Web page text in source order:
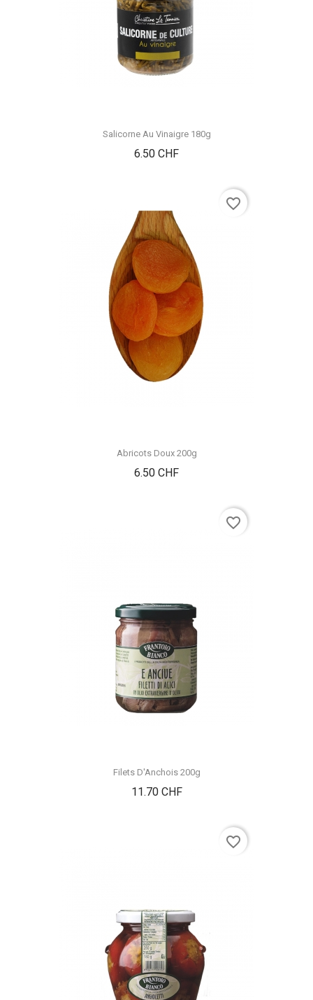
Salicorne Au Vinaigre 180g
6.50 CHFPrix
Abricots Doux 200g
6.50 CHFPrix
favorite_border
Filets D'Anchois 200g
11.70 CHFPrix
favorite_border
favorite_border